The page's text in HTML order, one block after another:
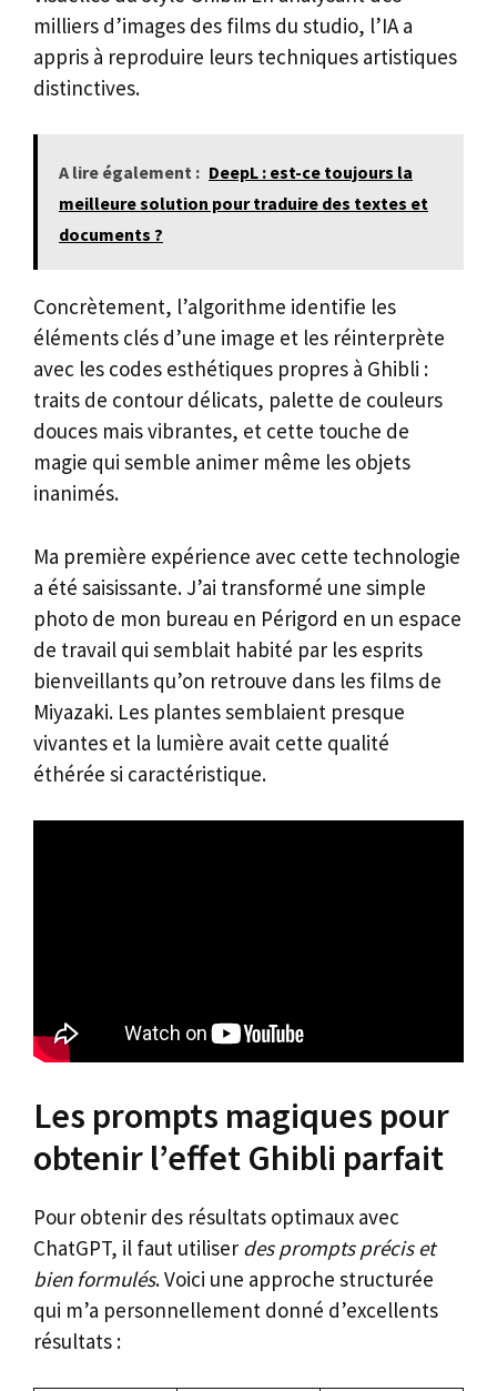
milliers d’images des films du studio, l’IA a
appris à reproduire leurs techniques artistiques
distinctives.
A lire également : DeepL : est-ce toujours la
meilleure solution pour traduire des textes et
documents ?
Concrètement, l’algorithme identifie les
éléments clés d’une image et les réinterprète
avec les codes esthétiques propres à Ghibli :
traits de contour délicats, palette de couleurs
douces mais vibrantes, et cette touche de
magie qui semble animer même les objets
inanimés.
Ma première expérience avec cette technologie
a été saisissante. J’ai transformé une simple
photo de mon bureau en Périgord en un espace
de travail qui semblait habité par les esprits
bienveillants qu’on retrouve dans les films de
Miyazaki. Les plantes semblaient presque
vivantes et la lumière avait cette qualité
éthérée si caractéristique.
Les prompts magiques pour
obtenir l’effet Ghibli parfait
Pour obtenir des résultats optimaux avec
ChatGPT, il faut utiliser des prompts précis et
bien formulés. Voici une approche structurée
qui m’a personnellement donné d’excellents
résultats :